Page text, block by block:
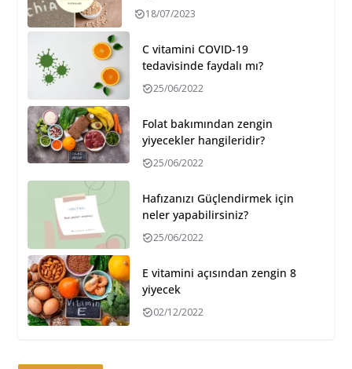
18/07/2023
C vitamini COVID-19
tedavisinde faydalı mı?
25/06/2022
Folat bakımından zengin
yiyecekler hangileridir?
25/06/2022
Hafızanızı Güçlendirmek için
neler yapabilirsiniz?
25/06/2022
E vitamini açısından zengin 8
yiyecek
02/12/2022